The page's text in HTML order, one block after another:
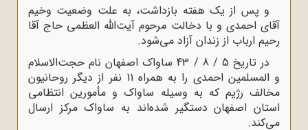
و پس از یک هفته بازداشت، به علت وضعیت وخیم
آقای احمدی و با دخالت مرحوم آیت‌الله العظمی حاج آقا
رحیم ارباب از زندان آزاد می‌شود.
در تاریخ 5 / 8 / 43 ساواک اصفهان نام حجت‌الاسلام
و المسلمین احمدی را به همراه 11 نفر از دیگر روحانیون
مخالف رژیم که به وسیله ساواک و مأمورین انتظامی
استان اصفهان دستگیر شده‌اند به ساواک مرکز ارسال
می‌کند.